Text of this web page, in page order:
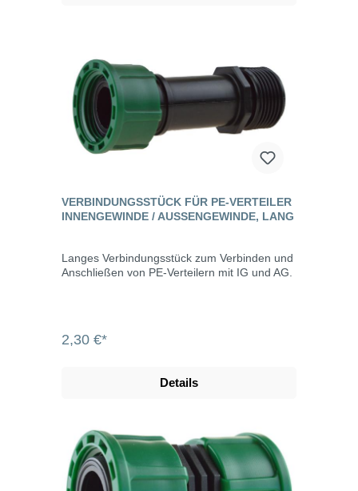
VERBINDUNGSSTÜCK FÜR PE-VERTEILER
INNENGEWINDE / AUSSENGEWINDE, LANG
Langes Verbindungsstück zum Verbinden und
Anschließen von PE-Verteilern mit IG und AG.
2,30 €*
Details